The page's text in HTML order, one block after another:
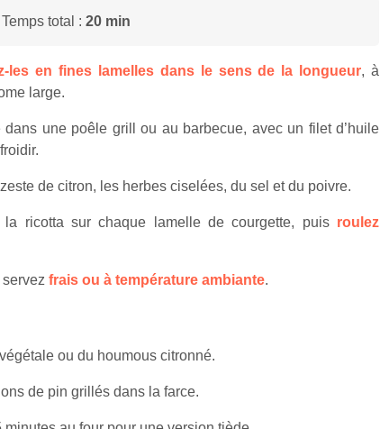
Temps total : 20 min
les en fines lamelles dans le sens de la longueur, à
large.
une poêle grill ou au barbecue, avec un filet d’huile
de citron, les herbes ciselées, du sel et du poivre.
la ricotta sur chaque lamelle de courgette, puis roulez
frais ou à température ambiante.
ou du houmous citronné.
de pin grillés dans la farce.